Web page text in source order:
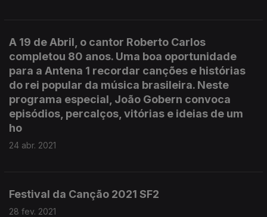
A 19 de Abril, o cantor Roberto Carlos
completou 80 anos. Uma boa oportunidade
para a Antena 1 recordar canções e histórias
do rei popular da música brasileira. Neste
programa especial, João Gobern convoca
episódios, percalços, vitórias e ideias de um
ho
24 abr. 2021
Festival da Canção 2021 SF2
28 fev. 2021